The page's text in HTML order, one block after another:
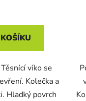
víko se
Kolečka a
Hladký povrch